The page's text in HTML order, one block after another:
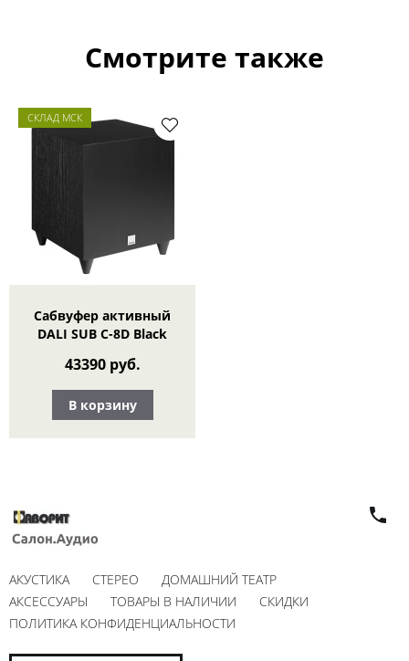
Смотрите также
СКЛАД МСК
Сабвуфер активный
DALI SUB C-8D Black
43390 руб.
В корзину
АКУСТИКА СТЕРЕО
ДОМАШНИЙ ТЕАТР
АКСЕССУАРЫ
ТОВАРЫ В НАЛИЧИИ
СКИДКИ
ПОЛИТИКА КОНФИДЕНЦИАЛЬНОСТИ